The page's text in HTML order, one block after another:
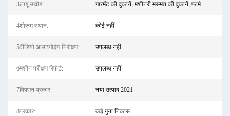
3लागू उद्योग: गारमेंट की दुकानें, मशीनरी मरम्मत की दुकानें, फार्म
4शोरूम स्थान: कोई नहीं
5वीडियो आउटगोइंग-निरीक्षण: उपलब्ध नहीं
6मशीन परीक्षण रिपोर्ट: उपलब्ध नहीं
7विपणन प्रकार: नया उत्पाद 2021
8प्रकार: कई गुना निकास